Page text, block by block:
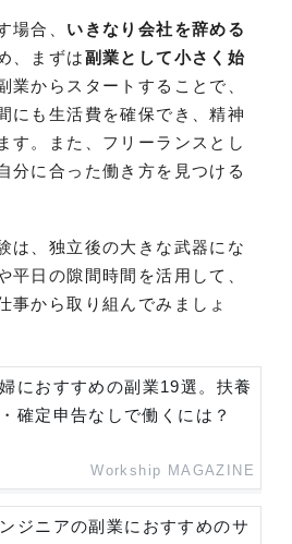
場合、 いきなり会社を辞める
、まずは副業として小さく始
業からスタートすることで、
にも生活費を確保でき、精神
す。また、フリーランスとし
分に合った働き方を見つける
は、独立後の大きな武器にな
平日の隙間時間を活用して、
事から取り組んでみましょ
におすすめの副業19選。扶養
確定申告なしで働くには？
Workship MAGAZINE
ジニアの副業におすすめのサ